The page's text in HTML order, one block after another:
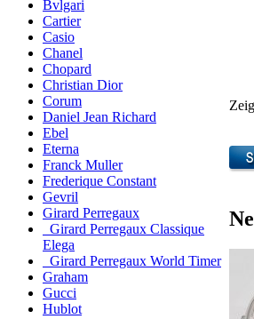
Bvlgari
Cartier
Casio
Chanel
Chopard
Christian Dior
Corum
Daniel Jean Richard
Ebel
Eterna
Franck Muller
Frederique Constant
Gevril
Girard Perregaux
Girard Perregaux Classique
Elega
Girard Perregaux World Timer
Graham
Gucci
Hublot